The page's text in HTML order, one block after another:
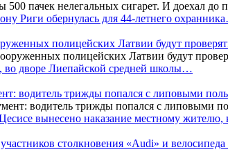
Риги обернулась для 44-летнего
полицейских Латвии будут
во дворе Лиепайской средней школы…
водитель трижды попался с липовыми
вынесено наказание местному
столкновения «Audi» и велосипеда